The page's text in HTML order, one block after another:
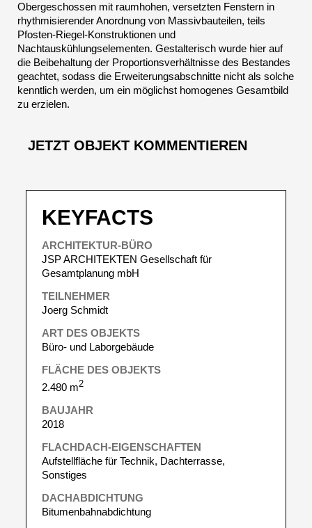
Obergeschossen mit raumhohen, versetzten Fenstern in
rhythmisierender Anordnung von Massivbauteilen, teils
Pfosten-Riegel-Konstruktionen und
Nachtauskühlungselementen. Gestalterisch wurde hier auf
die Beibehaltung der Proportionsverhältnisse des Bestandes
geachtet, sodass die Erweiterungsabschnitte nicht als solche
kenntlich werden, um ein möglichst homogenes Gesamtbild
zu erzielen.
JETZT OBJEKT KOMMENTIEREN
KEYFACTS
ARCHITEKTUR-BÜRO
JSP ARCHITEKTEN Gesellschaft für
Gesamtplanung mbH
TEILNEHMER
Joerg Schmidt
ART DES OBJEKTS
Büro- und Laborgebäude
FLÄCHE DES OBJEKTS
2.480 m2
BAUJAHR
2018
FLACHDACH-EIGENSCHAFTEN
Aufstellfläche für Technik, Dachterrasse,
Sonstiges
DACHABDICHTUNG
Bitumenbahnabdichtung